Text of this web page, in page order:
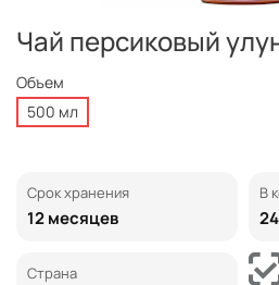
Чай персиковый
Объем
500 мл
Срок хранения
12 месяцев
В
Страна